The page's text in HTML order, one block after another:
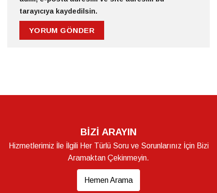
tarayıcıya kaydedilsin.
BİZİ ARAYIN
Hizmetlerimiz İle İlgili Her Türlü Soru ve Sorunlarınız İçin Bizi
Aramaktan Çekinmeyin.
Hemen Arama